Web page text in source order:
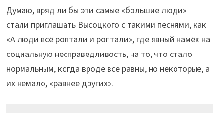
Думаю, вряд ли бы эти самые «большие люди»
стали приглашать Высоцкого с такими песнями, как
«А люди всё роптали и роптали», где явный намёк на
социальную несправедливость, на то, что стало
нормальным, когда вроде все равны, но некоторые, а
их немало, «равнее других».